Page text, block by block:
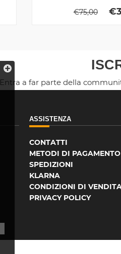
€75,00 €
Entra a far parte della
ASSISTENZA
CONTATTI
METODI DI PAGAMENTO
SPEDIZIONI
KLARNA
CONDIZIONI DI
PRIVACY POLICY